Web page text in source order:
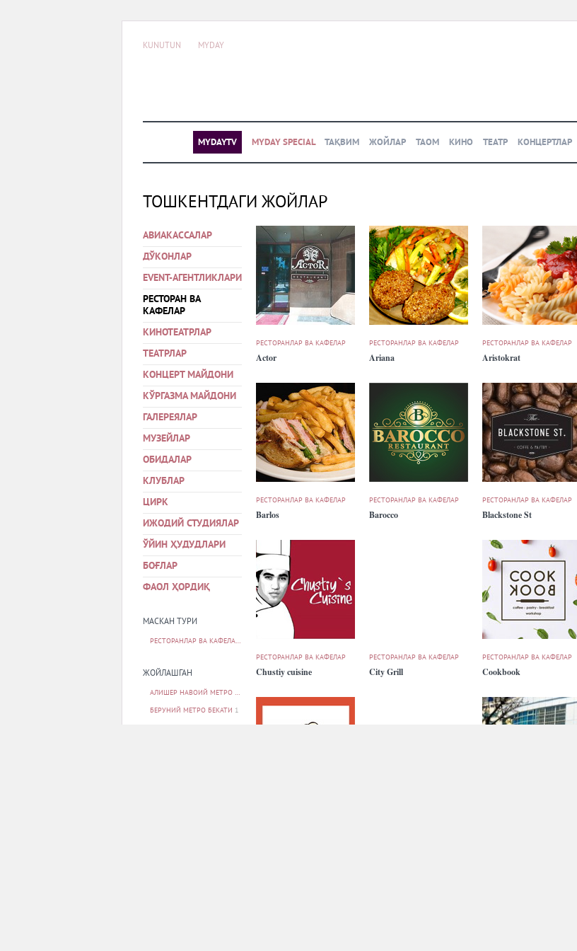
KUNUTUN MYDAY
MYDAYTV MYDAY SPECIAL ТАҚВИМ ЖОЙЛАР ТАОМ КИНО ТЕАТР КОНЦЕРТЛАР
ТОШКЕНТДАГИ ЖОЙЛАР
АВИАКАССАЛАР
ДЎКОНЛАР
EVENT-АГЕНТЛИКЛАРИ
РЕСТОРАН ВА
КАФЕЛАР
КИНОТЕАТРЛАР
ТЕАТРЛАР
КОНЦЕРТ МАЙДОНИ
КЎРГАЗМА МАЙДОНИ
ГАЛЕРЕЯЛАР
МУЗЕЙЛАР
ОБИДАЛАР
КЛУБЛАР
ЦИРК
ИЖОДИЙ СТУДИЯЛАР
ЎЙИН ҲУДУДЛАРИ
БОҒЛАР
ФАОЛ ҲОРДИҚ
МАСКАН ТУРИ
РЕСТОРАНЛАР ВА КАФЕЛАР
ЖОЙЛАШГАН
АЛИШЕР НАВОИЙ МЕТРО БЕКАТИ
БЕРУНИЙ МЕТРО БЕКАТИ 1
РЕСТОРАНЛАР ВА КАФЕЛАР
Actor
РЕСТОРАНЛАР ВА КАФЕЛАР
Ariana
РЕСТОРАНЛАР ВА КАФЕЛАР
Aristokrat
РЕСТОРАНЛАР ВА КАФЕЛАР
Barlos
РЕСТОРАНЛАР ВА КАФЕЛАР
Barocco
РЕСТОРАНЛАР ВА КАФЕЛАР
Blackstone St
РЕСТОРАНЛАР ВА КАФЕЛАР
Chustiy cuisine
РЕСТОРАНЛАР ВА КАФЕЛАР
City Grill
РЕСТОРАНЛАР ВА КАФЕЛАР
Cookbook